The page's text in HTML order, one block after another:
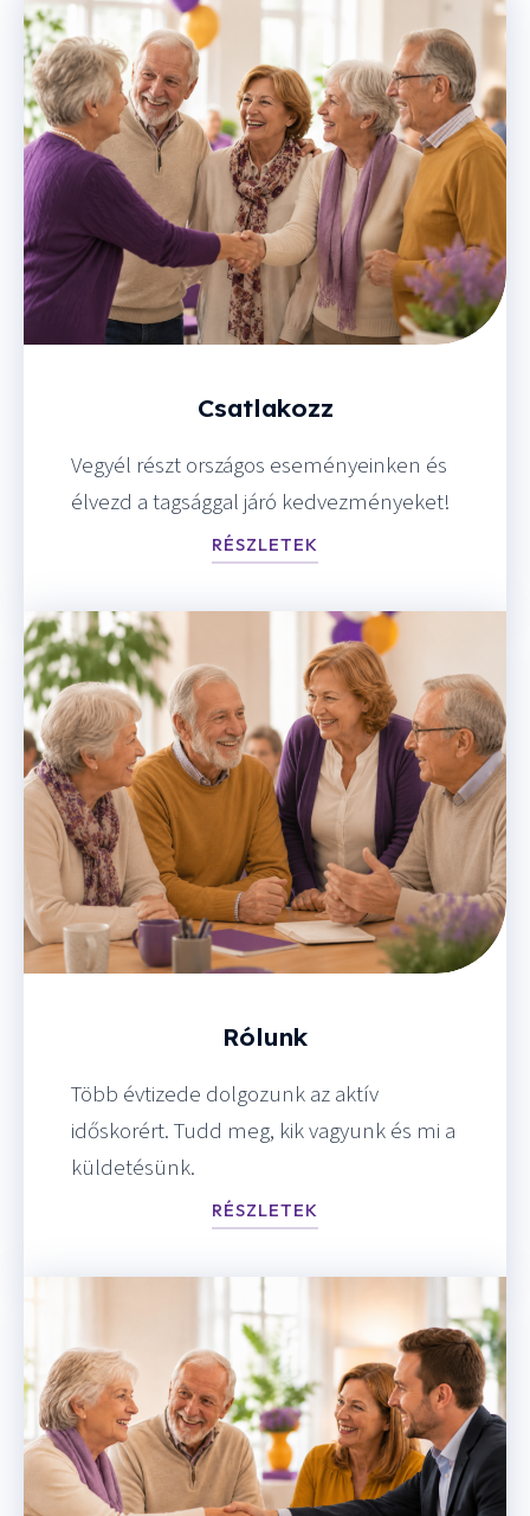
Csatlakozz
Vegyél részt országos eseményeinken és
élvezd a tagsággal járó kedvezményeket!
RÉSZLETEK
Rólunk
Több évtizede dolgozunk az aktív
időskorért. Tudd meg, kik vagyunk és mi a
küldetésünk.
RÉSZLETEK